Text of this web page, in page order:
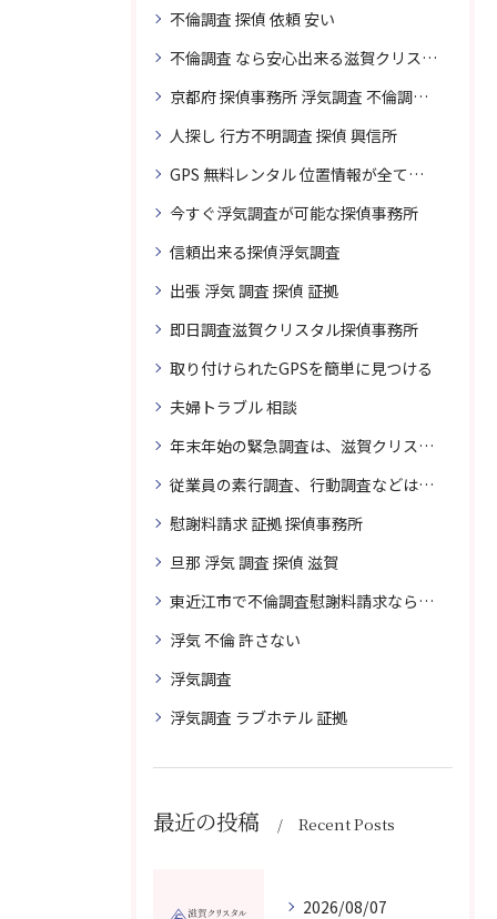
不倫調査 探偵 依頼 安い
不倫調査 なら安心出来る滋賀クリスタル探偵事務所へご依頼
京都府 探偵事務所 浮気調査 不倫調査 専門 無料相談
人探し 行方不明調査 探偵 興信所
GPS 無料レンタル 位置情報が全てわかります
今すぐ浮気調査が可能な探偵事務所
信頼出来る探偵浮気調査
出張 浮気 調査 探偵 証拠
即日調査滋賀クリスタル探偵事務所
取り付けられたGPSを簡単に見つける
夫婦トラブル 相談
年末年始の緊急調査は、滋賀クリスタル探偵事務所へご相談
従業員の素行調査、行動調査などは、滋賀クリスタル探偵事務所へまずは、ご相談
慰謝料請求 証拠 探偵事務所
旦那 浮気 調査 探偵 滋賀
東近江市で不倫調査慰謝料請求なら滋賀クリスタル探偵事務所へご相談
浮気 不倫 許さない
浮気調査
浮気調査 ラブホテル 証拠
最近の投稿 Recent Posts
2026/08/07